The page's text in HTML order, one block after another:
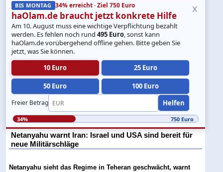
BIS MONTAG 34% erreicht · Ziel 750 Euro
haOlam.de braucht jetzt konkrete Hilfe
Am 10. August muss eine wichtige Verpflichtung bezahlt
werden. Es fehlen noch rund495 Euro, sonst kann
haOlam.de vorübergehend offline gehen. Bitte geben Sie
jetzt, was Sie können.
10 Euro
25 Euro
50 Euro 100 Euro
Freier Betrag Helfen
x
34% 750 Euro
Netanyahu warnt Iran: Israel und USA sind bereit für
neue Militärschläge
Netanyahu sieht das Regime in Teheran geschwächt, warnt